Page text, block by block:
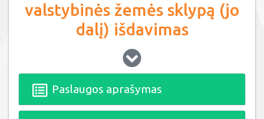
valstybinės žemės sklypą (jo
dalį) išdavimas
Paslaugos aprašymas